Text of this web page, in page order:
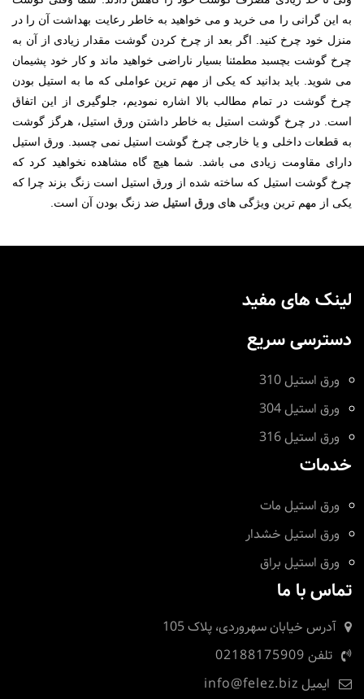
به این گرانی را می خرید و می خواهید به خاطر رعایت بهداشت آن را در
منزل خود چرخ کنید. اگر بعد از چرخ کردن گوشت مقدار زیادی از آن به
چرخ گوشت بچسبد مطمئنا بسیار ناراضی خواهید ماند و کار خود پشیمان
می شوید. باید بدانید که یکی از مهم ترین عواملی که ما به استیل بودن
چرخ گوشت در تمام مطالب بالا اشاره نمودیم، جلوگیری از این اتفاق
است. در چرخ گوشت استیل به خاطر داشتن ورق استیل، هرگز گوشت
به قطعات داخلی و یا خارجی چرخ گوشت استیل نمی چسبد. ورق استیل
دارای مقاومت زیادی می باشد. شما هیچ گاه مشاهده نخواهید کرد که
چرخ گوشت استیل که ساخته شده از ورق استیل است زنگ بزند چرا که
یکی از مهم ترین ویژگی های ورق استیل ضد زنگ بودن آن است.
لینک های مفید
دسترسی سریع
ورق استیل 310
ورق استیل 304
ورق استیل 316
خدمات
ورق استیل مات
ورق استیل خشدار
ورق استیل براق
تماس با ما
آدرس خیابان سهروردی، پلاک 105
تلفن 02188175909
ایمیل info@felez.biz